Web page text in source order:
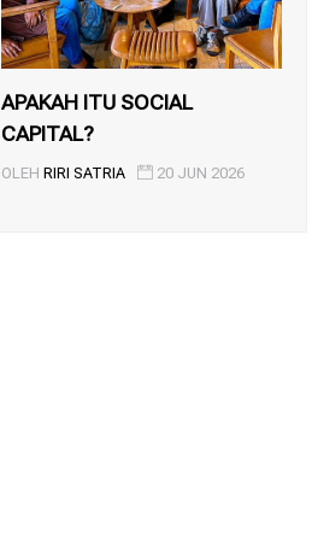
APAKAH ITU SOCIAL
CAPITAL?
OLEHRIRI SATRIA 20 JUN 2026